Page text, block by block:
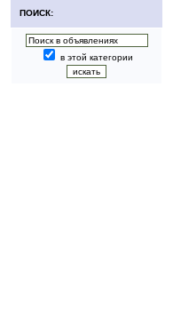
ПОИСК:
в этой категории